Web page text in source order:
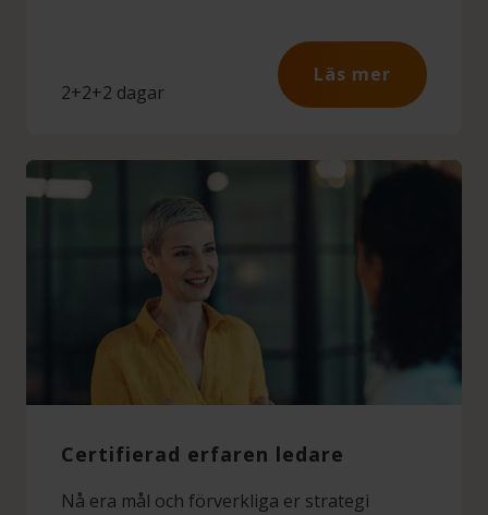
2+2+2 dagar
Läs mer
Certifierad erfaren ledare
Nå era mål och förverkliga er strategi